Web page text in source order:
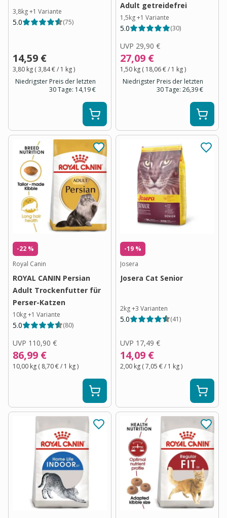
3,8kg+1 Variante
5.0 (75)
14,59 €
3,80 kg (3,84 €/ 1 kg)
Niedrigster Preis der letzten
30 Tage: 14,19 €
Adult getreidefrei
1,5kg+1 Variante
5.0 (30)
UVP 29,90 €
27,09 €
1,50 kg ( 18,06 €/ 1 kg)
Niedrigster Preis der letzten
30 Tage: 26,39 €
-22 %
Royal Canin
ROYAL CANIN Persian
Adult Trockenfutter für
Perser-Katzen
10kg+1 Variante
5.0 (80)
UVP 110,90 €
86,99 €
10,00 kg ( 8,70 €/ 1 kg)
-19 %
Josera
Josera Cat Senior
2kg+3 Varianten
5.0 (41)
UVP 17,49 €
14,09 €
2,00 kg (7,05 €/ 1 kg)